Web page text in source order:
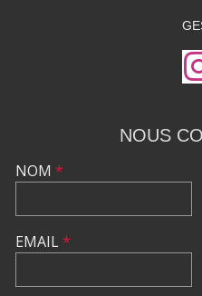
NOUS
NOM *
EMAIL*